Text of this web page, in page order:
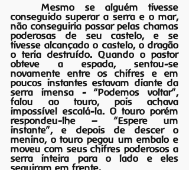
Mesmo se alguém tivesse
conseguido superar a serra e o mar,
não conseguiria passar pelas chamas
poderosas de seu castelo, e se
tivesse alcançado o castelo, o dragão
o teria destruído. Quando o pastor
obteve a espada, sentou-se
novamente entre os chifres e em
poucos instantes estavam diante da
serra imensa - “Podemos voltar”,
falou ao touro, pois achava
impossível escalá-la. O touro porém
respondeu-lhe – “Espere um
instante”, e depois de descer o
menino, o touro pegou um embalo e
moveu com seus chifres poderosos a
serra inteira para o lado e eles
seguiram em frente.